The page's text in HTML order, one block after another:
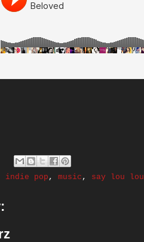
indie pop , music , say lou lou